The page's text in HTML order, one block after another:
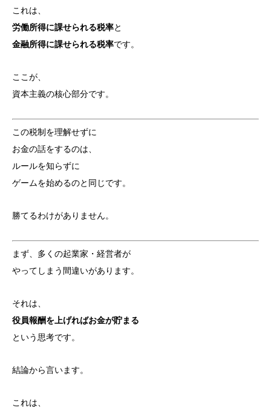
これは、
労働所得に課せられる税率と
金融所得に課せられる税率です。
ここが、
資本主義の核心部分です。
この税制を理解せずに
お金の話をするのは、
ルールを知らずに
ゲームを始めるのと同じです。
勝てるわけがありません。
まず、多くの起業家・経営者が
やってしまう間違いがあります。
それは、
役員報酬を上げればお金が貯まる
という思考です。
結論から言います。
これは、